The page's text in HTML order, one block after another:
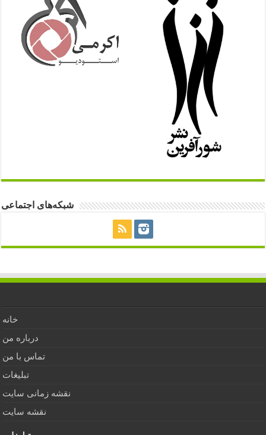
شبکه‌های اجتماعی
خانه
درباره من
تماس با من
تبلیغات
نقشه زمانی سایت
نقشه سایت